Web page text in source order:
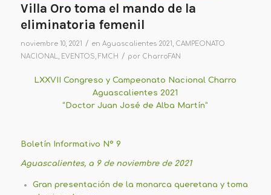
Villa Oro toma el mando de la
eliminatoria femenil
noviembre 10, 2021 / en Aguascalientes 2021
CAMPEONATO
NACIONAL
EVENTOS FMCH / por CharroFAN
LXXVII Congreso y Campeonato Nacional Charro
Aguascalientes 2021
“Doctor Juan José de Alba Martín”
Boletín Informativo Nº 9
Aguascalientes, a 9 de noviembre de 2021
Gran presentación de la monarca queretana y toma